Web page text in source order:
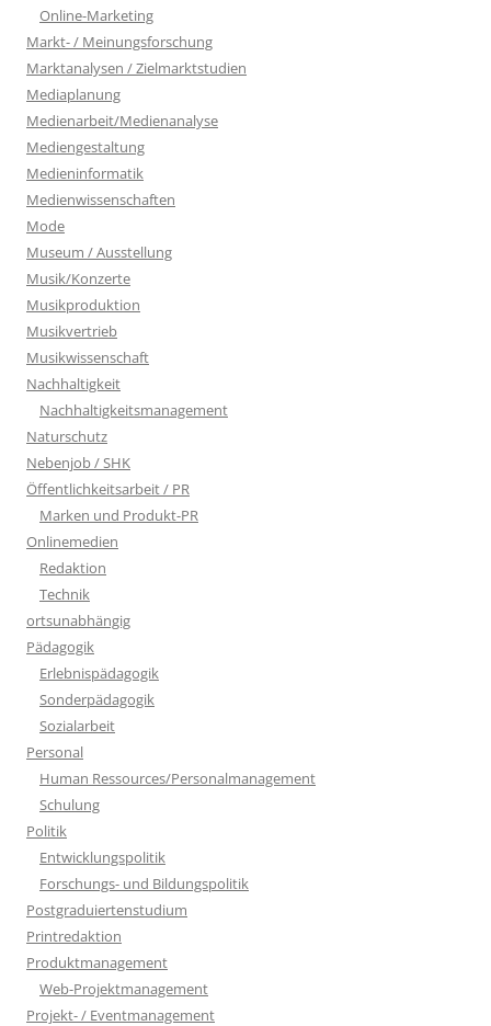
Online-Marketing
Markt- / Meinungsforschung
Marktanalysen / Zielmarktstudien
Mediaplanung
Medienarbeit/Medienanalyse
Mediengestaltung
Medieninformatik
Medienwissenschaften
Mode
Museum / Ausstellung
Musik/Konzerte
Musikproduktion
Musikvertrieb
Musikwissenschaft
Nachhaltigkeit
Nachhaltigkeitsmanagement
Naturschutz
Nebenjob / SHK
Öffentlichkeitsarbeit / PR
Marken und Produkt-PR
Onlinemedien
Redaktion
Technik
ortsunabhängig
Pädagogik
Erlebnispädagogik
Sonderpädagogik
Sozialarbeit
Personal
Human Ressources/Personalmanagement
Schulung
Politik
Entwicklungspolitik
Forschungs- und Bildungspolitik
Postgraduiertenstudium
Printredaktion
Produktmanagement
Web-Projektmanagement
Projekt- / Eventmanagement